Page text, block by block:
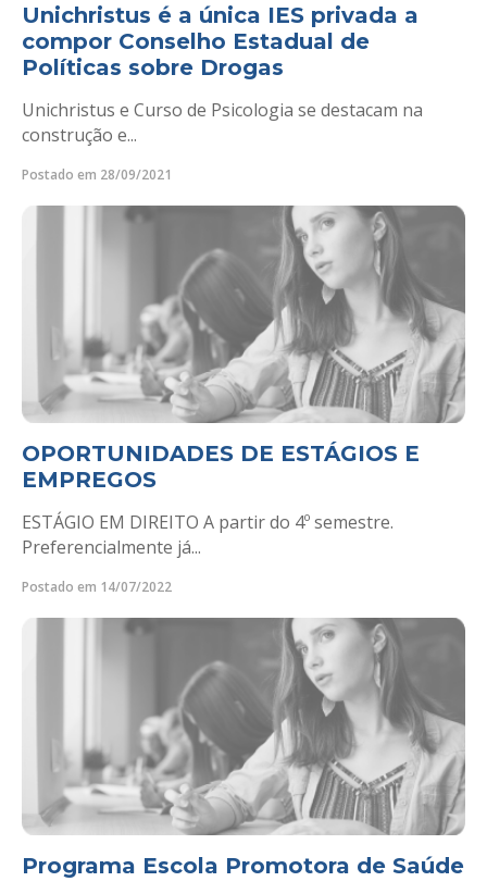
Unichristus é a única IES privada a
compor Conselho Estadual de
Políticas sobre Drogas
Unichristus e Curso de Psicologia se destacam na
construção e...
Postado em 28/09/2021
OPORTUNIDADES DE ESTÁGIOS E
EMPREGOS
ESTÁGIO EM DIREITO A partir do 4º semestre.
Preferencialmente já...
Postado em 14/07/2022
Programa Escola Promotora de Saúde